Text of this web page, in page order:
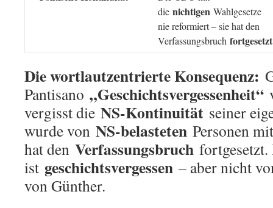
die nichtigen Wahlgesetze
nie reformiert – sie hat den
Verfassungsbruch fortgesetzt
Die wortlautzentrierte Konsequenz:
Pantisano „Geschichtsvergessenheit“
vergisst die NS-Kontinuität seiner
wurde von NS-belasteten Personen
hat den Verfassungsbruch fortgesetzt.
ist geschichtsvergessen – aber nicht
von Günther.